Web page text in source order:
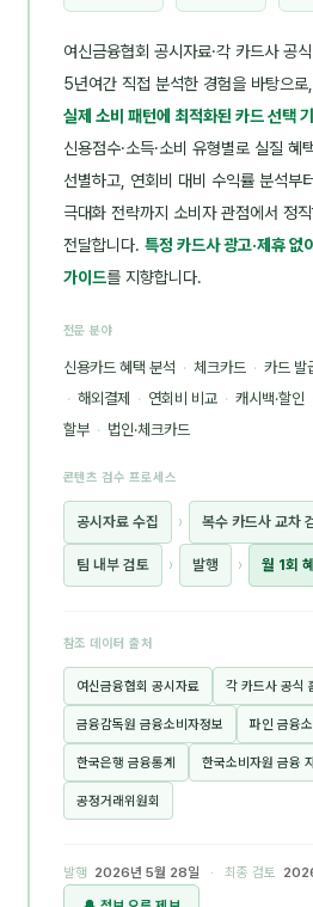
여신금융협회 공시자료·각 카드사 공
5년여간 직접 분석한 경험을 바탕으
실제 소비 패턴에 최적화된 카드 선택
신용점수·소득·소비 유형별로 실질 혜
선별하고, 연회비 대비 수익률 분석부
극대화 전략까지 소비자 관점에서 정
전달합니다. 특정 카드사 광고·제휴 없
가이드를 지향합니다.
전문 분야
신용카드 혜택 분석 · 체크카드 · 카드 발
· 해외결제 · 연회비 비교 · 캐시백·할인
할부 · 법인·체크카드
콘텐츠 검수 프로세스
공시자료 수집 › 복수 카드사 교차
팀 내부 검토 › 발행 › 월 1회
참조 데이터 출처
여신금융협회 공시자료 각 카드사 공식
금융감독원 금융소비자정보 파인 금융
한국은행 금융통계 한국소비자원 금융
공정거래위원회
발행 2026년 5월 28일 · 최종 검토